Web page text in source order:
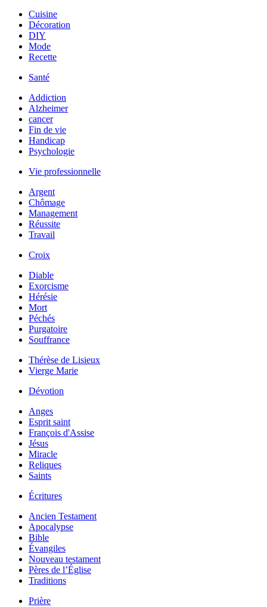
Cuisine
Décoration
DIY
Mode
Recette
Santé
Addiction
Alzheimer
cancer
Fin de vie
Handicap
Psychologie
Vie professionnelle
Argent
Chômage
Management
Réussite
Travail
Croix
Diable
Exorcisme
Hérésie
Mort
Péchés
Purgatoire
Souffrance
Thérèse de Lisieux
Vierge Marie
Dévotion
Anges
Esprit saint
François d'Assise
Jésus
Miracle
Reliques
Saints
Écritures
Ancien Testament
Apocalypse
Bible
Évangiles
Nouveau testament
Pères de l’Église
Traditions
Prière